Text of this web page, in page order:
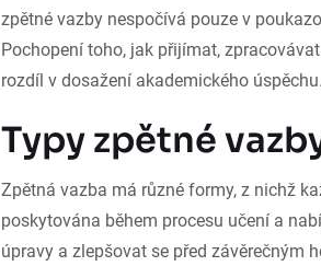
zpětné vazby nespočívá pouze v
Pochopení toho, jak přijímat,
rozdíl v dosažení akademického úspěchu.
Typy zpětné
Zpětná vazba má různé formy, z nichž
poskytována během procesu učení a
úpravy a zlepšovat se před závěrečným